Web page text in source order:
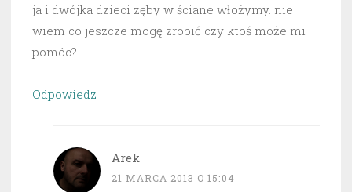
ja i dwójka dzieci zęby w ściane włożymy. nie
wiem co jeszcze mogę zrobić czy ktoś może mi
pomóc?
Odpowiedz
Arek
21 MARCA 2013 O 15:04